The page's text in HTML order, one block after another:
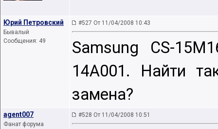
Юрий Петровский
Бывалый
Сообщения: 49
#527 От 11/04/2008 10:43
Samsung CS-
14A001. Найти
замена?
agent007
Фанат форума
#528 От 11/04/2008 10:51